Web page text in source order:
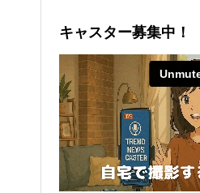
キャスター募集中！